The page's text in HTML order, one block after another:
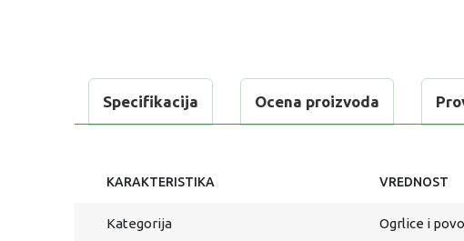
Specifikacija Ocena proizvoda
KARAKTERISTIKA VREDNOST
Kategorija Ogrlice i